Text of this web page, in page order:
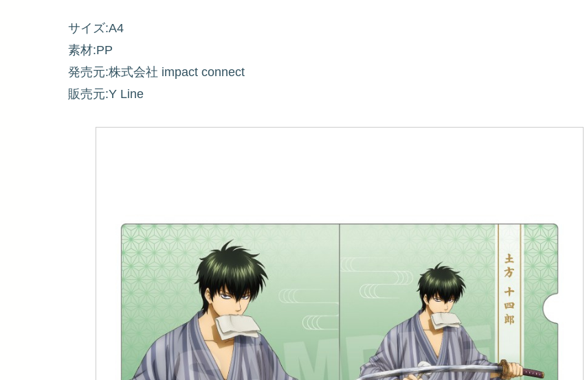
サイズ:A4
素材:PP
発売元:株式会社 impact connect
販売元:Y Line